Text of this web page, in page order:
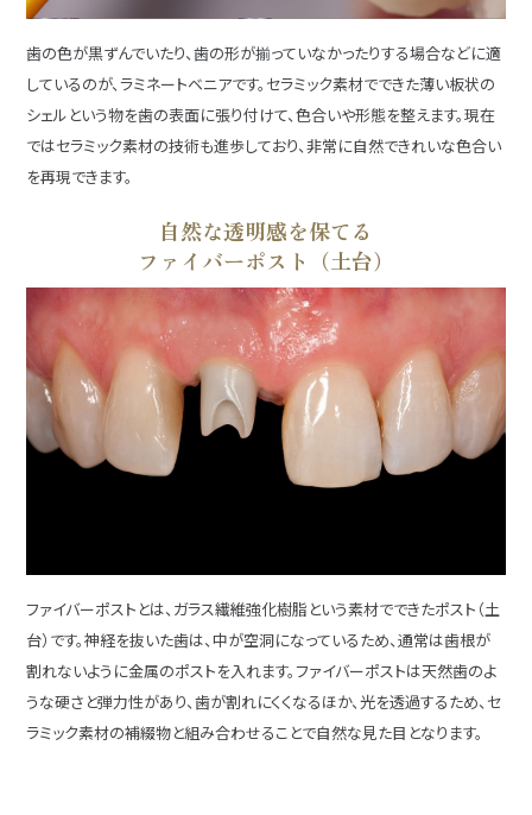
歯の色が黒ずんでいたり、歯の形が揃っていなかったりする場合などに適
しているのが、ラミネートベニアです。セラミック素材でできた薄い板状の
シェルという物を歯の表面に張り付けて、色合いや形態を整えます。現在
ではセラミック素材の技術も進歩しており、非常に自然できれいな色合い
を再現できます。
自然な透明感を保てる
ファイバーポスト（土台）
ファイバーポストとは、ガラス繊維強化樹脂という素材でできたポスト（土
台）です。神経を抜いた歯は、中が空洞になっているため、通常は歯根が
割れないように金属のポストを入れます。ファイバーポストは天然歯のよ
うな硬さと弾力性があり、歯が割れにくくなるほか、光を透過するため、セ
ラミック素材の補綴物と組み合わせることで自然な見た目となります。